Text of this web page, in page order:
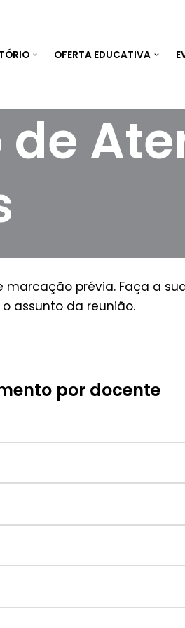
OFERTA EDUCATIVA
prévia. Faça a
assunto da reunião.
por docente